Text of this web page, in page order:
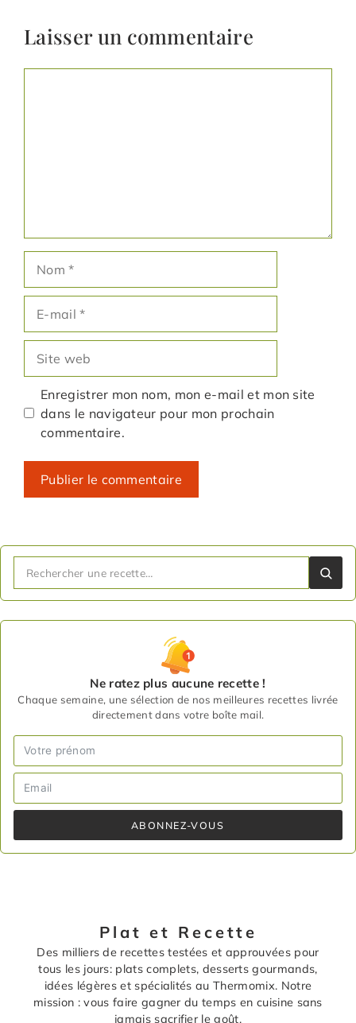
Laisser un commentaire
mail
web
Enregistrer mon nom, mon e-mail et mon site
dans le navigateur pour mon prochain
commentaire.
Ne ratez plus aucune recette !
Chaque semaine, une sélection de nos meilleures recettes livrée
directement dans votre boîte mail.
ABONNEZ-VOUS
Plat et Recette
Des milliers de recettes testées et approuvées pour
tous les jours: plats complets, desserts gourmands,
idées légères et spécialités au Thermomix. Notre
mission : vous faire gagner du temps en cuisine sans
jamais sacrifier le goût.